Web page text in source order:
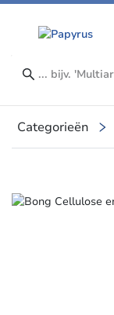
Categorieën
Slide 1 of 1